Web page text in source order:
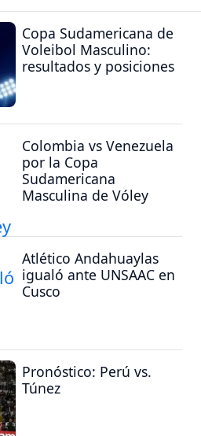
Copa Sudamericana de
Voleibol Masculino:
resultados y posiciones
Colombia vs Venezuela
por la Copa
Sudamericana
Masculina de Vóley
Atlético Andahuaylas
igualó ante UNSAAC en
Cusco
Pronóstico: Perú vs.
Túnez